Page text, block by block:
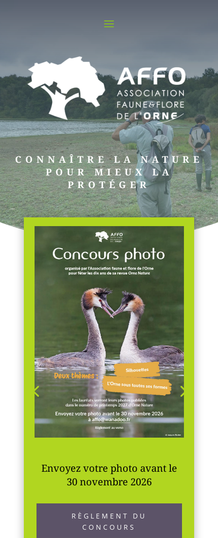
CONNAÎTRE LA NATURE
POUR MIEUX LA
PROTÉGER
Envoyez votre photo avant le
30 novembre 2026
RÈGLEMENT DU
CONCOURS